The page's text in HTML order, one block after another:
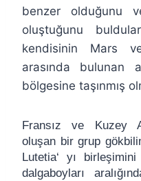
benzer olduğunu
oluştuğunu
kendisinin Mars
arasında bulunan
bölgesine taşınmış
Fransız ve Kuzey
oluşan bir grup
Lutetia‘ yı
dalgaboyları